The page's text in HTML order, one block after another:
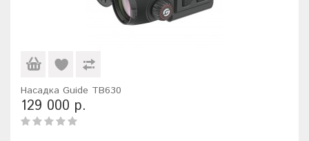
Насадка Guide TB630
129 000 р.